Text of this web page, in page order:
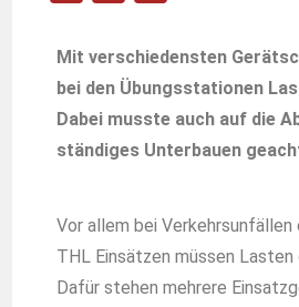
c
e
b
o
k
a
t
s
A
p
a
i
l
Mit verschiedensten
bei den Übungsstationen
Dabei musste auch auf die
ständiges Unterbauen
Vor allem bei Verkehrsunfällen
THL Einsätzen müssen Lasten
Dafür stehen mehrere